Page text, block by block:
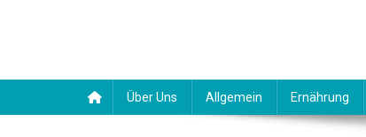
Über Uns Allgemein Ernährung